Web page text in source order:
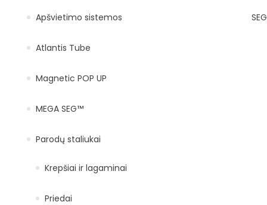
Apšvietimo sistemos SEG
Atlantis Tube
Magnetic POP UP
MEGA SEG™
Parodų staliukai
Krepšiai ir lagaminai
Priedai